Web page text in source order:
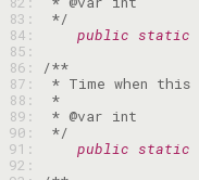
83:
*/
84:
public static
85:
86:
87:
88:
89:
90:
*/
91:
public static
92: